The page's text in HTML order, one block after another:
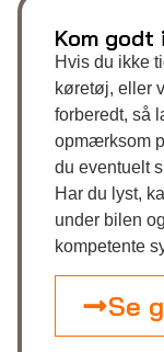
Kom godt
Hvis du ikke
køretøj, eller
forberedt, så
opmærksom
du eventuelt
Har du lyst,
under bilen
kompetente
Se